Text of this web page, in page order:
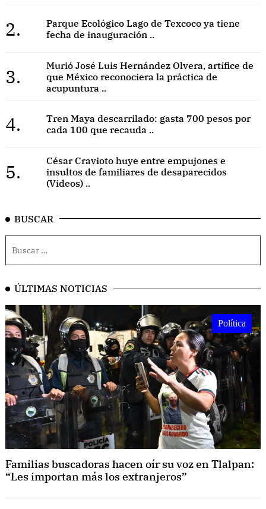
2.
Parque Ecológico Lago de Texcoco ya tiene
fecha de inauguración ..
3.
Murió José Luis Hernández Olvera, artífice de
que México reconociera la práctica de
acupuntura ..
4.
Tren Maya descarrilado: gasta 700 pesos por
cada 100 que recauda ..
5.
César Cravioto huye entre empujones e
insultos de familiares de desaparecidos
(Videos) ..
BUSCAR
ÚLTIMAS NOTICIAS
Política
Familias buscadoras hacen oír su voz en Tlalpan:
“Les importan más los extranjeros”